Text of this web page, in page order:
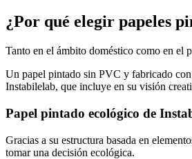
¿Por qué elegir papeles
Tanto en el ámbito doméstico como en el
Un papel pintado sin PVC y fabricado
Instabilelab, que incluye en su visión
Papel pintado ecológico de
Gracias a su estructura basada en
tomar una decisión ecológica.